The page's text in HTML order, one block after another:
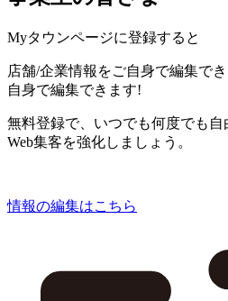
Myタウンページに登録すると
店舗/企業情報をご自身で編集で
自身で編集できます!
無料登録で、いつでも何度でも自
Web集客を強化しましょう。
情報の編集はこちら